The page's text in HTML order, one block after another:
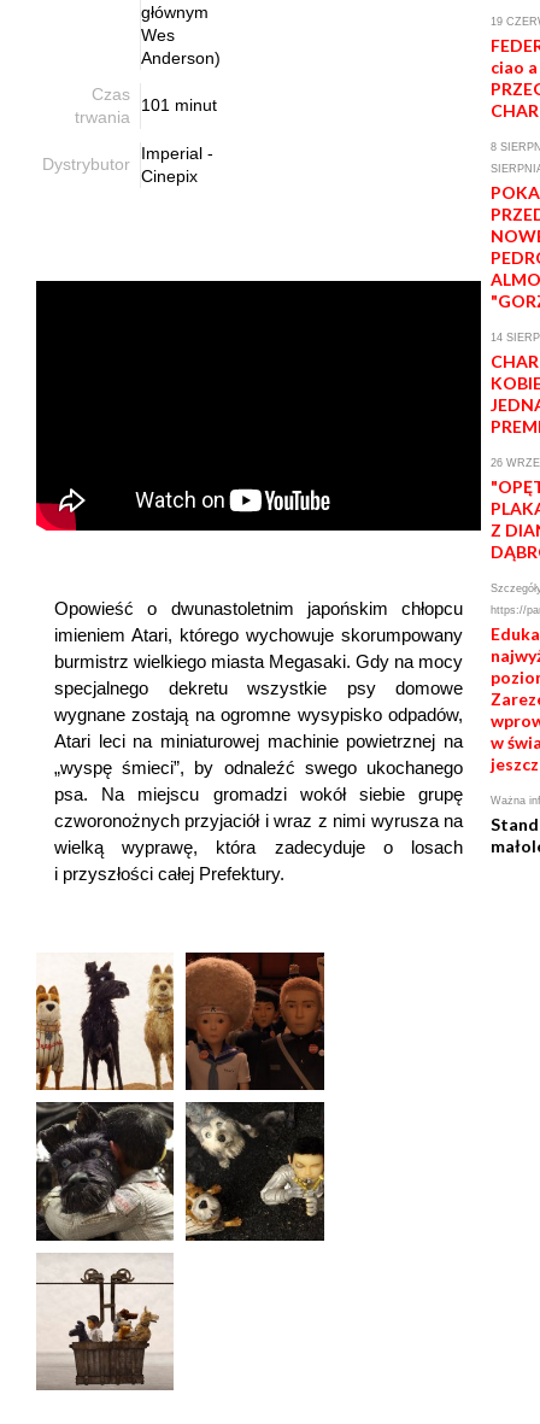
głównym
Wes
Anderson)
Czas
trwania
101 minut
Dystrybutor
Imperial -
Cinepix
Opowieść o dwunastoletnim japońskim chłopcu
imieniem Atari, którego wychowuje skorumpowany
burmistrz wielkiego miasta Megasaki. Gdy na mocy
specjalnego dekretu wszystkie psy domowe
wygnane zostają na ogromne wysypisko odpadów,
Atari leci na miniaturowej machinie powietrznej na
„wyspę śmieci”, by odnaleźć swego ukochanego
psa. Na miejscu gromadzi wokół siebie grupę
czworonożnych przyjaciół i wraz z nimi wyrusza na
wielką wyprawę, która zadecyduje o losach
i przyszłości całej Prefektury.
19
ciao
8
14
26
Z
https://
w
Ważna